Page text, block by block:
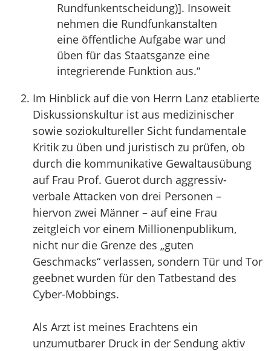
Rundfunkentscheidung)]. Insoweit
nehmen die Rundfunkanstalten
eine öffentliche Aufgabe war und
üben für das Staatsganze eine
integrierende Funktion aus.“
Im Hinblick auf die von Herrn Lanz etablierte
Diskussionskultur ist aus medizinischer
sowie soziokultureller Sicht fundamentale
Kritik zu üben und juristisch zu prüfen, ob
durch die kommunikative Gewaltausübung
auf Frau Prof. Guerot durch aggressiv-
verbale Attacken von drei Personen –
hiervon zwei Männer – auf eine Frau
zeitgleich vor einem Millionenpublikum,
nicht nur die Grenze des „guten
Geschmacks“ verlassen, sondern Tür und Tor
geebnet wurden für den Tatbestand des
Cyber-Mobbings.
Als Arzt ist meines Erachtens ein
unzumutbarer Druck in der Sendung aktiv